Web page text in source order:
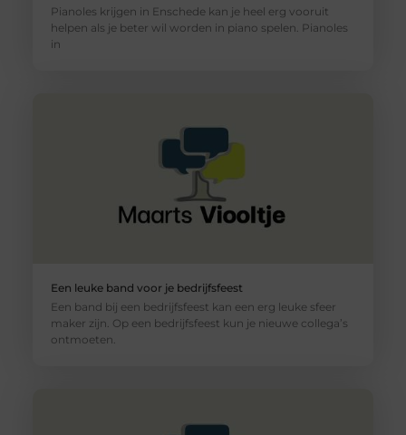
Pianoles krijgen in Enschede kan je heel erg vooruit
helpen als je beter wil worden in piano spelen. Pianoles
in
Een leuke band voor je bedrijfsfeest
Een band bij een bedrijfsfeest kan een erg leuke sfeer
maker zijn. Op een bedrijfsfeest kun je nieuwe collega’s
ontmoeten.